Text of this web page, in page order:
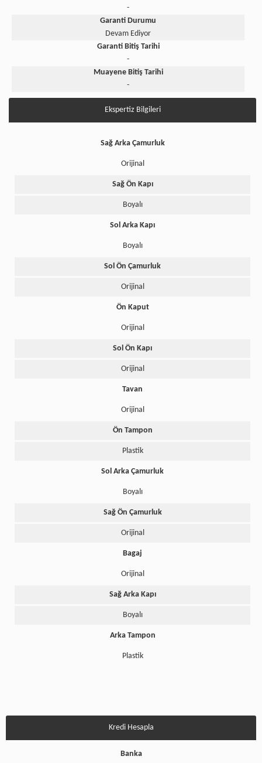
-
Garanti Durumu
Devam Ediyor
Garanti Bitiş Tarihi
-
Muayene Bitiş Tarihi
-
Ekspertiz Bilgileri
Sağ Arka Çamurluk
Orijinal
Sağ Ön Kapı
Boyalı
Sol Arka Kapı
Boyalı
Sol Ön Çamurluk
Orijinal
Ön Kaput
Orijinal
Sol Ön Kapı
Orijinal
Tavan
Orijinal
Ön Tampon
Plastik
Sol Arka Çamurluk
Boyalı
Sağ Ön Çamurluk
Orijinal
Bagaj
Orijinal
Sağ Arka Kapı
Boyalı
Arka Tampon
Plastik
Kredi Hesapla
Banka